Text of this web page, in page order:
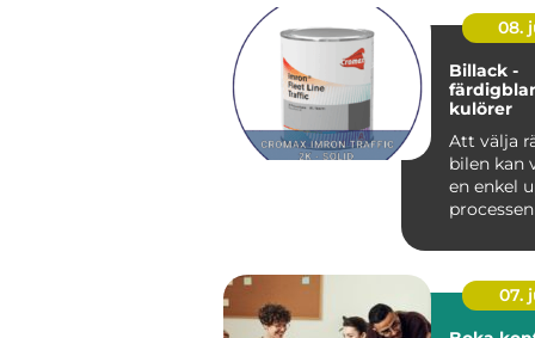
08.
Billack -
kulörer
Att välja
bilen kan
en enkel
07.